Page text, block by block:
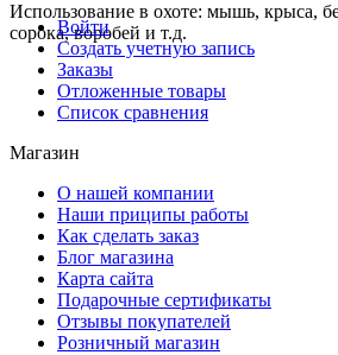
Использование в охоте: мышь, крыса,
сорока, воробей и т.д.
Войти
Создать учетную запись
Заказы
Отложенные товары
Список сравнения
Магазин
О нашей компании
Наши приципы работы
Как сделать заказ
Блог магазина
Карта сайта
Подарочные сертификаты
Отзывы покупателей
Розничный магазин